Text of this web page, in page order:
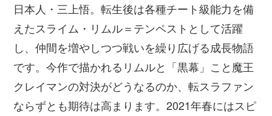
日本人・三上悟。転生後は各種チート級能力を備
えたスライム・リムル＝テンペストとして活躍
し、仲間を増やしつつ戦いを繰り広げる成長物語
です。今作で描かれるリムルと「黒幕」こと魔王
クレイマンの対決がどうなるのか、転スラファン
ならずとも期待は高まります。2021年春にはスピ